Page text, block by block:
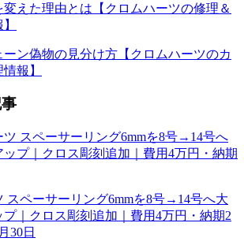
変えた理由とは【クロムハーツの修理＆
ン偽物の見分け方【クロムハーツのカ
報】
スペーサーリング6mmを8号→14号へ大
｜クロス彫刻追加｜費用4万円・納期2
30日